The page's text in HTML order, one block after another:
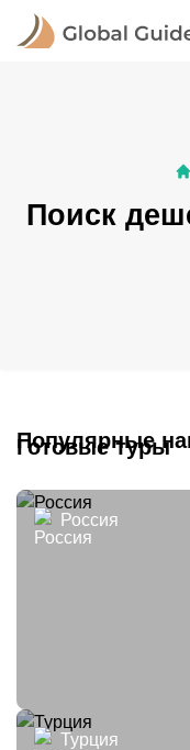
Поиск
Популярные
Готовые туры
Россия
Турция